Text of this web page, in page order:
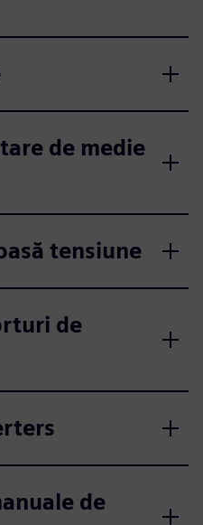
de medie
tensiune
de
de